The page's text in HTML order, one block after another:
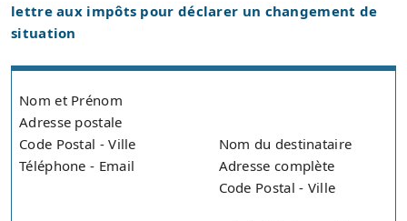
lettre aux impôts pour déclarer un changement de
situation
Nom et Prénom
Adresse postale
Code Postal - Ville
Téléphone - Email
Nom du destinataire
Adresse complète
Code Postal - Ville